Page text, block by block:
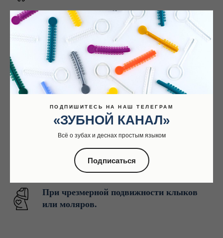
В случае травмирования зубов и, как
следствие, их разрушения
При проведении челюстного
протезирования
В случаях возникновения кисты;
При проведении ортодонтического
лечения
При чрезмерной подвижности клыков
или моляров.
ПОДПИШИТЕСЬ НА НАШ ТЕЛЕГРАМ
«ЗУБНОЙ КАНАЛ»
Всё о зубах и деснах простым языком
Подписаться